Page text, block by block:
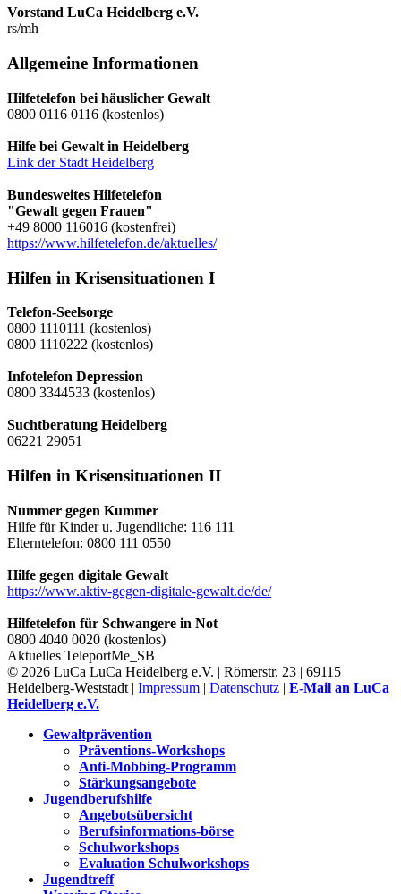
Vorstand LuCa Heidelberg e.V.
rs/mh
Allgemeine Informationen
Hilfetelefon bei häuslicher Gewalt
0800 0116 0116 (kostenlos)
Hilfe bei Gewalt in Heidelberg
Link der Stadt Heidelberg
Bundesweites Hilfetelefon
"Gewalt gegen Frauen"
+49 8000 116016 (kostenfrei)
https://www.hilfetelefon.de/aktuelles/
Hilfen in Krisensituationen I
Telefon-Seelsorge
0800 1110111 (kostenlos)
0800 1110222 (kostenlos)
Infotelefon Depression
0800 3344533 (kostenlos)
Suchtberatung Heidelberg
06221 29051
Hilfen in Krisensituationen II
Nummer gegen Kummer
Hilfe für Kinder u. Jugendliche: 116 111
Elterntelefon: 0800 111 0550
Hilfe gegen digitale Gewalt
https://www.aktiv-gegen-digitale-gewalt.de/de/
Hilfetelefon für Schwangere in Not
0800 4040 0020 (kostenlos)
Aktuelles TeleportMe_SB
© 2026 LuCa LuCa Heidelberg e.V. | Römerstr. 23 | 69115
Heidelberg-Weststadt | Impressum | Datenschutz | E-Mail an LuCa
Heidelberg e.V.
Gewaltprävention
Präventions-Workshops
Anti-Mobbing-Programm
Stärkungsangebote
Jugendberufshilfe
Angebotsübersicht
Berufsinformations-börse
Schulworkshops
Evaluation Schulworkshops
Jugendtreff